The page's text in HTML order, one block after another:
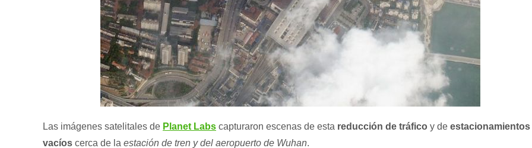
Las imágenes satelitales de Planet Labs capturaron escenas de esta reducción de tráfico y de estacionamientos
vacíos cerca de la estación de tren y del aeropuerto de Wuhan.